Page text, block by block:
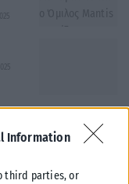
Information
third parties, or
το